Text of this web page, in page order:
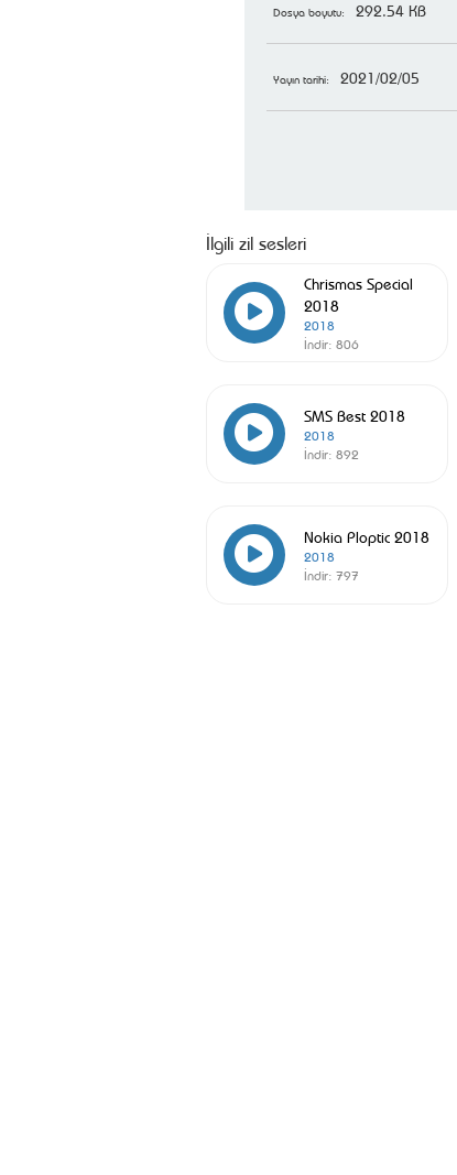
Dosya boyutu: 292.54 KB
Yayın tarihi: 2021/02/05
İlgili zil sesleri
Chrismas Special
2018
2018
İndir: 806
SMS Best 2018
2018
İndir: 892
Nokia Ploptic 2018
2018
İndir: 797